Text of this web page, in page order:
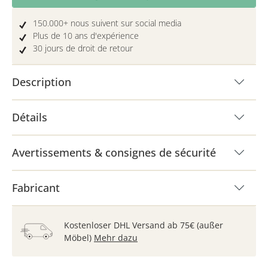
150.000+ nous suivent sur social media
Plus de 10 ans d'expérience
30 jours de droit de retour
Description
Détails
Avertissements & consignes de sécurité
Fabricant
Kostenloser DHL Versand ab 75€ (außer
Möbel) Mehr dazu